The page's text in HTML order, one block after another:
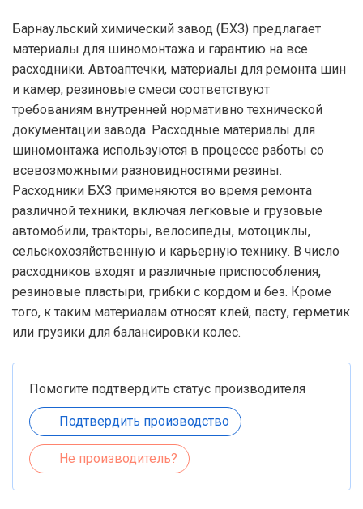
Барнаульский химический завод (БХЗ) предлагает
материалы для шиномонтажа и гарантию на все
расходники. Автоаптечки, материалы для ремонта шин
и камер, резиновые смеси соответствуют
требованиям внутренней нормативно технической
документации завода. Расходные материалы для
шиномонтажа используются в процессе работы со
всевозможными разновидностями резины.
Расходники БХЗ применяются во время ремонта
различной техники, включая легковые и грузовые
автомобили, тракторы, велосипеды, мотоциклы,
сельскохозяйственную и карьерную технику. В число
расходников входят и различные приспособления,
резиновые пластыри, грибки с кордом и без. Кроме
того, к таким материалам относят клей, пасту, герметик
или грузики для балансировки колес.
Помогите подтвердить статус производителя
Подтвердить производство
Не производитель?